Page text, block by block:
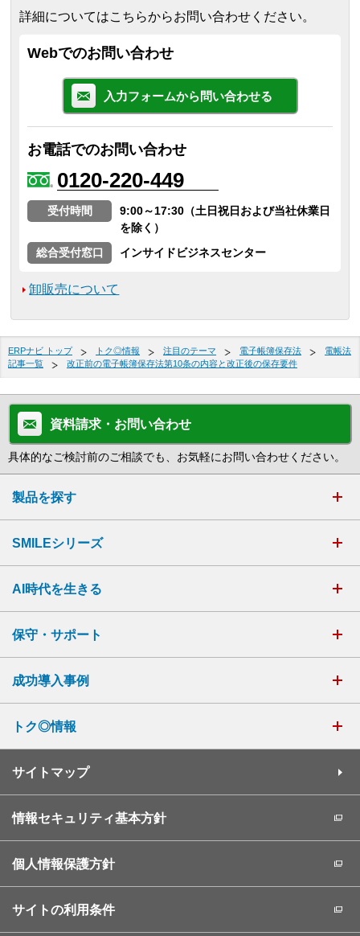
詳細についてはこちらからお問い合わせください。
Webでのお問い合わせ
入力フォームから問い合わせる
お電話でのお問い合わせ
0120-220-449
受付時間
9:00～17:30（土日祝日および当社休業日
を除く）
総合受付窓口
インサイドビジネスセンター
卸販売について
ERPナビ トップ トク◎情報 注目のテーマ 電子帳簿保存法
電帳法
記事一覧
改正前の電子帳簿保存法第10条の内容と改正後の保存要件
資料請求・お問い合わせ
具体的なご検討前のご相談でも、お気軽にお問い合わせください。
製品を探す
SMILEシリーズ
AI時代を生きる
保守・サポート
成功導入事例
トク◎情報
サイトマップ
情報セキュリティ基本方針
個人情報保護方針
サイトの利用条件